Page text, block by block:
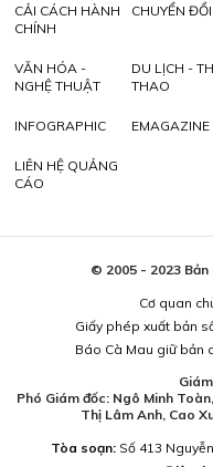
CẢI CÁCH HÀNH
CHÍNH
CHUYỂN
VĂN HÓA -
NGHỆ THUẬT
DU LỊCH -
THAO
INFOGRAPHIC EMAGAZINE
LIÊN HỆ QUẢNG
CÁO
© 2005 - 2023 Bản
Cơ quan
Giấy phép xuất bản
Báo Cà Mau giữ bản
Phó Giám đốc: Ngô Minh
Thị Lâm Anh, Cao
Tòa soạn:Số 413